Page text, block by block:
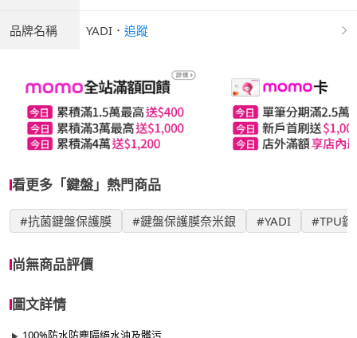
品牌名稱 YADI ． 追蹤
看更多「鍵盤」熱門商品
#抗菌鍵盤保護膜 #鍵盤保護膜奈米銀 #YADI #TPU
尚無商品評價
圖文詳情
100%防水防塵隔絕水油及髒污